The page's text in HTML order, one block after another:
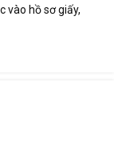
vào hồ sơ giấy,